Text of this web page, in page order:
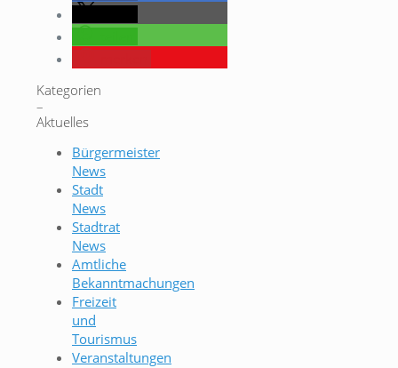
Kategorien
–
Aktuelles
Bürgermeister
News
Stadt
News
Stadtrat
News
Amtliche
Bekanntmachungen
Freizeit
und
Tourismus
Veranstaltungen